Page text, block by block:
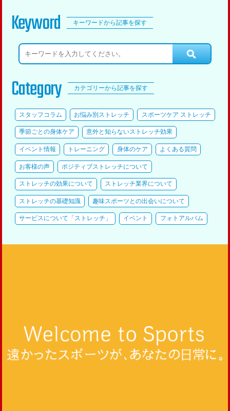
Keyword キーワードから記事を探す
Category カテゴリーから記事を探す
スタッフコラム お悩み別ストレッチ スポーツケア ストレッチ
季節ごとの身体ケア 意外と知らないストレッチ効果
イベント情報 トレーニング 身体のケア よくある質問
お客様の声 ポジティブストレッチについて
ストレッチの効果について ストレッチ業界について
ストレッチの基礎知識 趣味スポーツとの出会いについて
サービスについて「ストレッチ」 イベント フォトアルバム